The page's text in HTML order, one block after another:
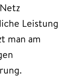
Leistung
man am